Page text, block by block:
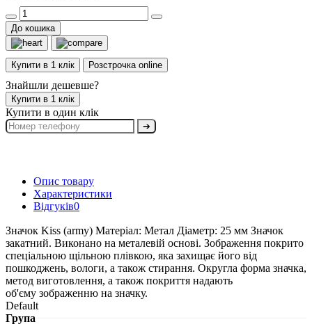
До кошика
Купити в 1 клік Розстрочка online
Знайшли дешевше?
Купити в 1 клік
Купити в один клік
➔
Опис товару
Характеристики
Відгуків0
Значок Kiss (army) Матеріал: Метал Діаметр: 25 мм Значок
закатний. Виконано на металевій основі. Зображення покрито
спеціальною щільною плівкою, яка захищає його від
пошкоджень, вологи, а також стирання. Округла форма значка,
метод виготовлення, а також покриття надають
об'єму зображенню на значку.
Default
Група